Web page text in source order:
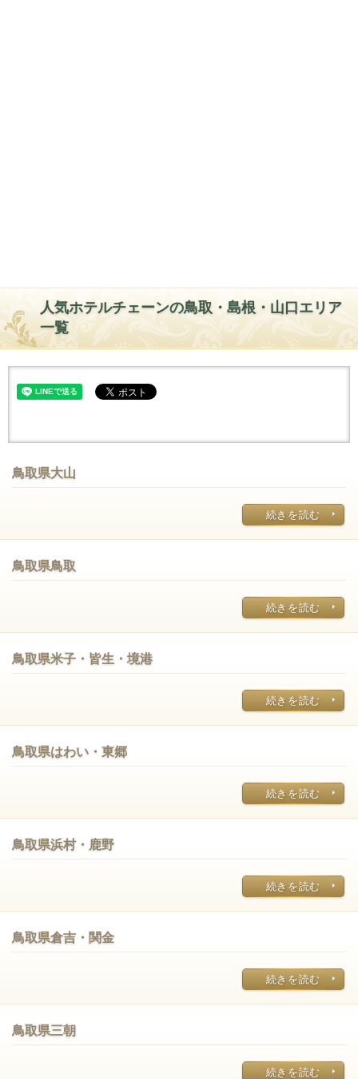
人気ホテルチェーンの鳥取・島根・山口エリア
一覧
鳥取県大山
続きを読む
鳥取県鳥取
続きを読む
鳥取県米子・皆生・境港
続きを読む
鳥取県はわい・東郷
続きを読む
鳥取県浜村・鹿野
続きを読む
鳥取県倉吉・関金
続きを読む
鳥取県三朝
続きを読む